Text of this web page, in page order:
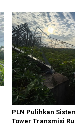
PLN Pulihkan
Tower Transmisi